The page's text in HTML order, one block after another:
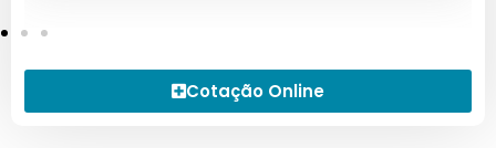
Cotação Online